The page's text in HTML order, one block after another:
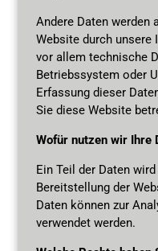
Andere Daten werden
Website durch unsere
vor allem technische
Betriebssystem oder
Erfassung dieser
Sie diese Website
Wofür nutzen wir Ihre
Ein Teil der Daten
Bereitstellung der
Daten können zur
verwendet werden.